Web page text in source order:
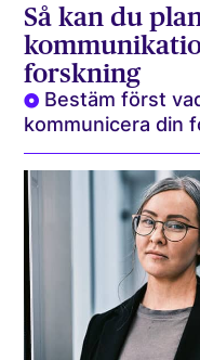
Så kan du
forskning
Bestäm först
kommunicera din